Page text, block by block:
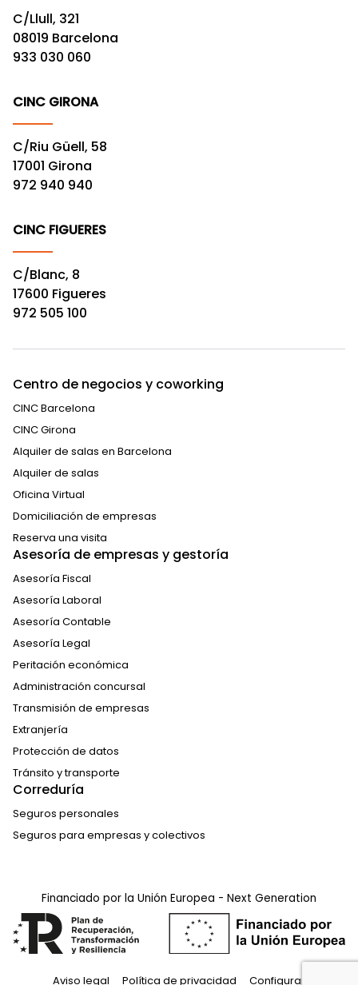
C/Llull, 321
08019 Barcelona
933 030 060
CINC GIRONA
C/Riu Güell, 58
17001 Girona
972 940 940
CINC FIGUERES
C/Blanc, 8
17600 Figueres
972 505 100
Centro de negocios y coworking
CINC Barcelona
CINC Girona
Alquiler de salas en Barcelona
Alquiler de salas
Oficina Virtual
Domiciliación de empresas
Reserva una visita
Asesoría de empresas y gestoría
Asesoría Fiscal
Asesoría Laboral
Asesoría Contable
Asesoría Legal
Peritación económica
Administración concursal
Transmisión de empresas
Extranjería
Protección de datos
Tránsito y transporte
Correduría
Seguros personales
Seguros para empresas y colectivos
Financiado por la Unión Europea - Next Generation
Aviso legal Política de privacidad Configurar